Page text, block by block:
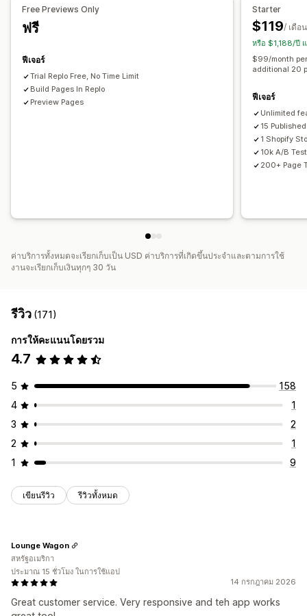
การจัดการหน้าเว็บ
แบบอักษรที่กำหนดเอง
SEO
การเปลี่ยนรูปแบบตามการแสดงผลบนมือถือ
การโหลดแบบ Lazy
การวิเคราะห์ การทดสอบ A/B บันทึกกิจกรรม
Free Previews Only
ฟรี
ฟีเจอร์
Trial Replo Free, No Time Limit
Build Pages In Replo
Preview Pages
Starter
$119/ เดือน
หรือ $1,188/ปี
$99/month
additional 20
ฟีเจอร์
Unlimited
15
1 Shopify
10k A/B
200+ Page
ค่าบริการทั้งหมดจะเรียกเก็บเป็น USD ค่าบริการที่เกิดขึ้นประจำและตามการใช้
งานจะเรียกเก็บเงินทุกๆ 30 วัน
รีวิว (171)
การให้คะแนนโดยรวม
4.7
5
158
4
1
3
2
2
1
1
9
เขียนรีวิว รีวิวทั้งหมด
14 กรกฎาคม 2026
Great customer service. Very responsive and teh app works
Lounge Wagon
สหรัฐอเมริกา
ประมาณ 15 ชั่วโมง ในการใช้แอป